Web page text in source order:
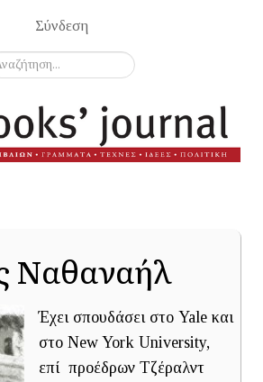
Σύνδεση
Ναθαναήλ
Έχει σπουδάσει στο Yale και
στο New York University,
επί προέδρων Τζέραλντ